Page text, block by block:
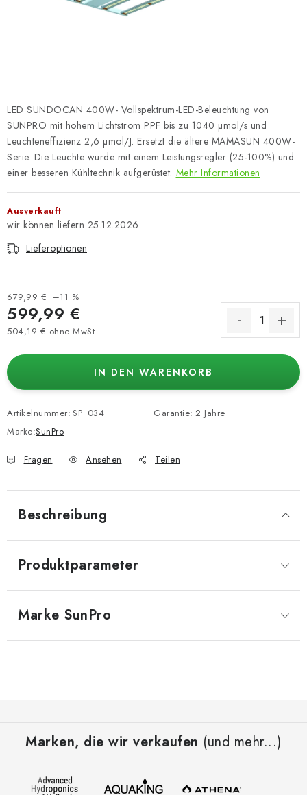
LED SUNDOCAN 400W- Vollspektrum-LED-Beleuchtung von
SUNPRO mit hohem Lichtstrom PPF bis zu 1040 µmol/s und
Leuchteneffizienz 2,6 µmol/J. Ersetzt die ältere MAMASUN 400W-
Serie. Die Leuchte wurde mit einem Leistungsregler (25-100%) und
einer besseren Kühltechnik aufgerüstet. Mehr Informationen
Ausverkauft
25.12.2026
Lieferoptionen
679,99 € –11 %
599,99 €
504,19 € ohne MwSt.
IN DEN WARENKORB
Artikelnummer: SP_034
Marke:SunPro
Garantie: 2 Jahre
Fragen Ansehen Teilen
Beschreibung
Produktparameter
Marke SunPro
Marken, die wir verkaufen (und mehr...)